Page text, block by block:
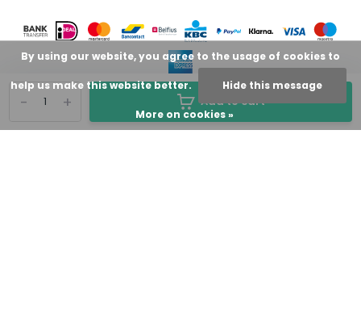
+
- Add to cart
By using our website, you agree to the usage of cookies to
help us make this website better. Hide this message
More on cookies »